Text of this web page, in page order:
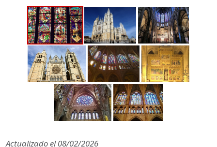
Actualizado el08/02/2026